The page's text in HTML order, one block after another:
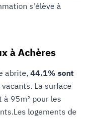
s'élève à
à Achères
abrite, 44.1% sont
La surface
à 95m² pour les
logements de